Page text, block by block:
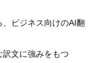
ビジネス向けのAI翻
文に強みをもつ